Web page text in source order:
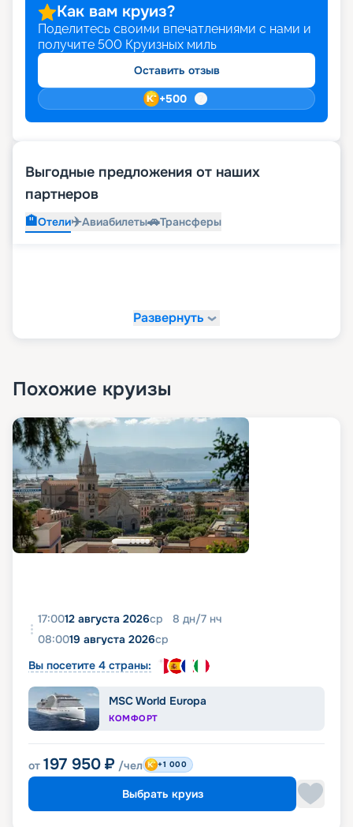
Как вам круиз?
Поделитесь своими впечатлениями с нами и
получите 500 Круизных миль
Оставить отзыв
+500
Выгодные предложения от наших
партнеров
🏨Отели✈️Авиабилеты🚗Трансферы
Развернуть
Похожие круизы
17:0012 августа 2026ср 8 дн/7 нч
08:0019 августа 2026ср
Вы посетите 4 страны:
MSC World Europa
КОМФОРТ
от 197 950 ₽ /чел +1 000
Выбрать круиз